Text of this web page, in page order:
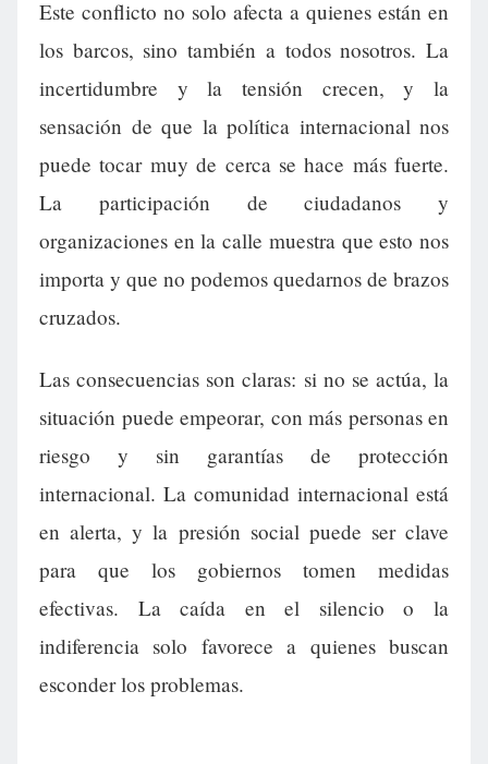
Este conflicto no solo afecta a quienes están en
los barcos, sino también a todos nosotros. La
incertidumbre y la tensión crecen, y la
sensación de que la política internacional nos
puede tocar muy de cerca se hace más fuerte.
La participación de ciudadanos y
organizaciones en la calle muestra que esto nos
importa y que no podemos quedarnos de brazos
cruzados.
Las consecuencias son claras: si no se actúa, la
situación puede empeorar, con más personas en
riesgo y sin garantías de protección
internacional. La comunidad internacional está
en alerta, y la presión social puede ser clave
para que los gobiernos tomen medidas
efectivas. La caída en el silencio o la
indiferencia solo favorece a quienes buscan
esconder los problemas.